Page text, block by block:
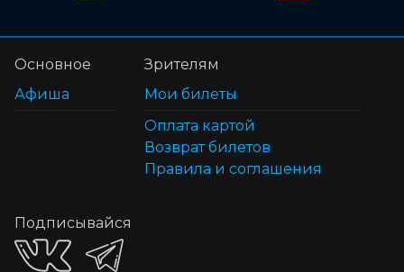
Основное
Афиша
Зрителям
Мои билеты
Оплата картой
Возврат билетов
Правила и соглашения
Подписывайся